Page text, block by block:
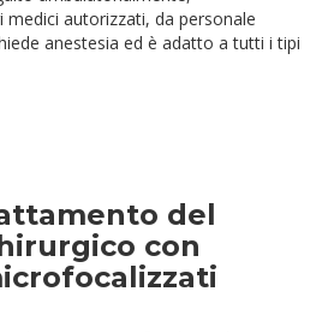
medici autorizzati, da personale
anestesia ed è adatto a tutti i tipi
del
con